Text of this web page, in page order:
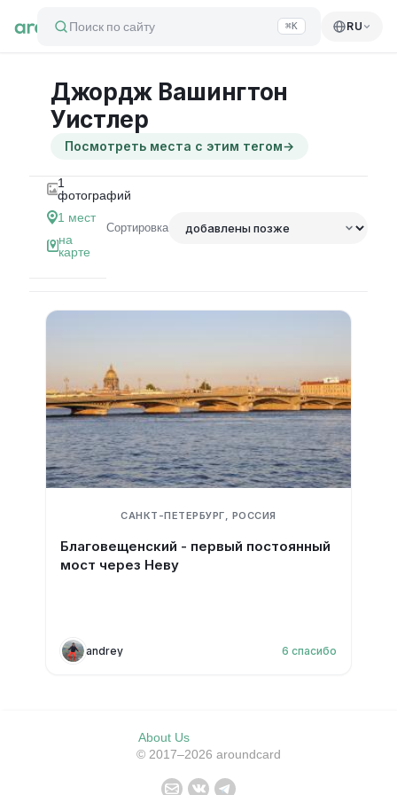
Поиск по сайту ⌘K RU
Джордж Вашингтон
Уистлер
Посмотреть места с этим тегом→
1
фотографий
1 мест
на
карте
Сортировка
САНКТ-ПЕТЕРБУРГ, РОССИЯ
Благовещенский - первый постоянный
мост через Неву
andrey 6 спасибо
About Us
© 2017–2026 aroundcard